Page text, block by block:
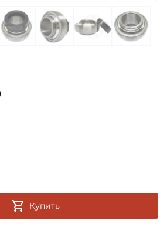
Купить